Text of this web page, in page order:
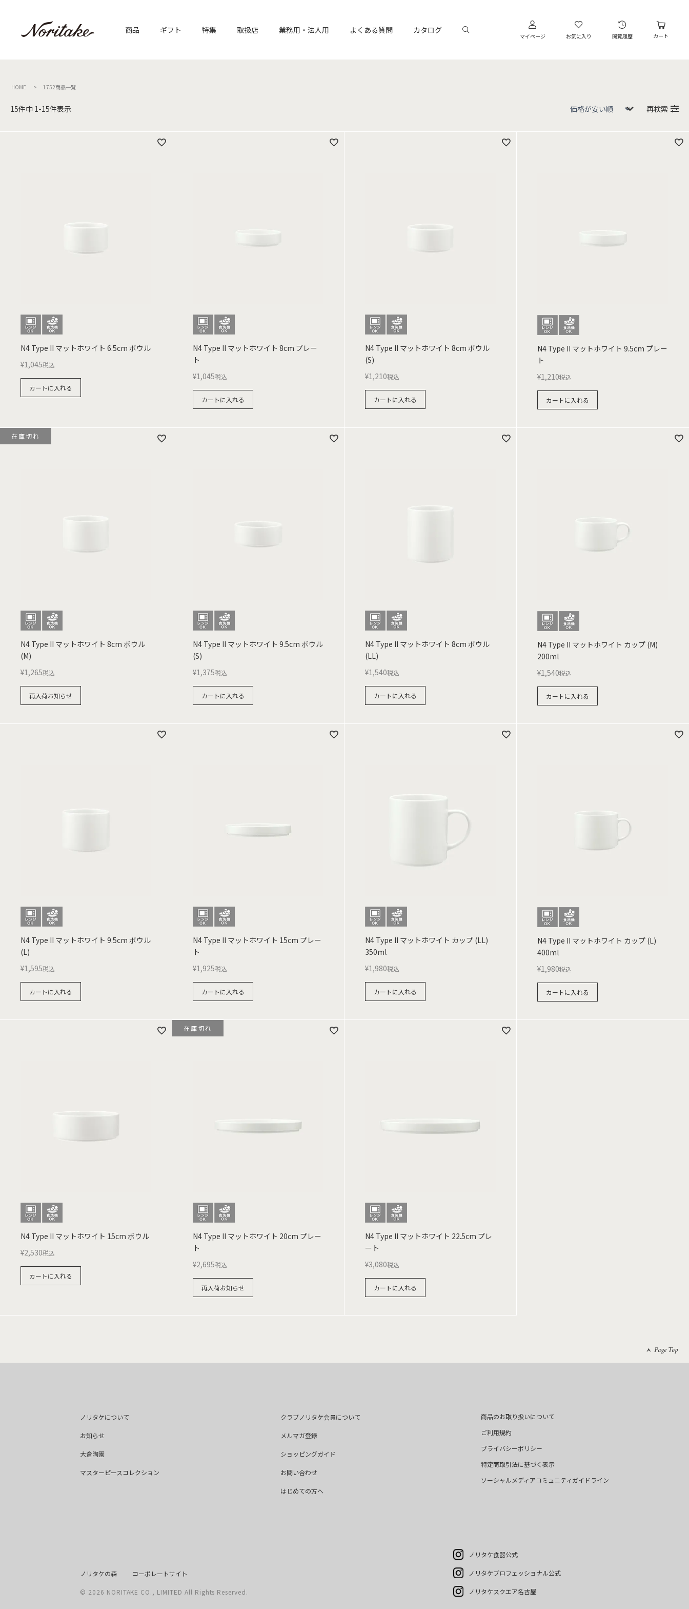
商品 ギフト 特集 取扱店 業務用・法人用 よくある質問 カタログ
マイページ お気に入り 閲覧履歴 カート
HOME 1752商品一覧
15件中 1-15件表示 再検索
N4 Type II マットホワイト 6.5cm ボウル
¥1,045税込
カートに入れる
N4 Type II マットホワイト 8cm プレー
ト
¥1,045税込
カートに入れる
N4 Type II マットホワイト 8cm ボウル
(S)
¥1,210税込
カートに入れる
N4 Type II マットホワイト 9.5cm プレー
ト
¥1,210税込
カートに入れる
N4 Type II マットホワイト 8cm ボウル
(M)
¥1,265税込
再入荷お知らせ
在庫切れ
N4 Type II マットホワイト 9.5cm ボウル
(S)
¥1,375税込
カートに入れる
N4 Type II マットホワイト 8cm ボウル
(LL)
¥1,540税込
カートに入れる
N4 Type II マットホワイト カップ (M)
200ml
¥1,540税込
カートに入れる
N4 Type II マットホワイト 9.5cm ボウル
(L)
¥1,595税込
カートに入れる
N4 Type II マットホワイト 15cm プレー
ト
¥1,925税込
カートに入れる
N4 Type II マットホワイト カップ (LL)
350ml
¥1,980税込
カートに入れる
N4 Type II マットホワイト カップ (L)
400ml
¥1,980税込
カートに入れる
N4 Type II マットホワイト 15cm ボウル
¥2,530税込
カートに入れる
N4 Type II マットホワイト 20cm プレー
ト
¥2,695税込
再入荷お知らせ
在庫切れ
N4 Type II マットホワイト 22.5cm プレ
ート
¥3,080税込
カートに入れる
Page Top
ノリタケについて
お知らせ
大倉陶園
マスターピースコレクション
クラブノリタケ会員について
メルマガ登録
ショッピングガイド
お問い合わせ
はじめての方へ
商品のお取り扱いについて
ご利用規約
プライバシーポリシー
特定商取引法に基づく表示
ソーシャルメディアコミュニティガイドライン
ノリタケの森 コーポレートサイト
ノリタケ食器公式
ノリタケプロフェッショナル公式
ノリタケスクエア名古屋
© 2026 NORITAKE CO., LIMITED All Rights Reserved.